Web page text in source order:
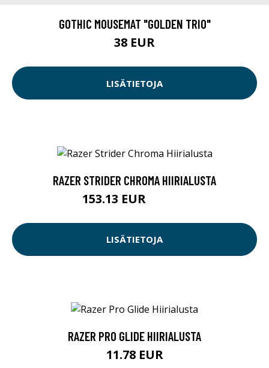
GOTHIC MOUSEMAT "GOLDEN TRIO"
38 EUR
LISÄTIETOJA
RAZER STRIDER CHROMA HIIRIALUSTA
153.13 EUR
LISÄTIETOJA
RAZER PRO GLIDE HIIRIALUSTA
11.78 EUR